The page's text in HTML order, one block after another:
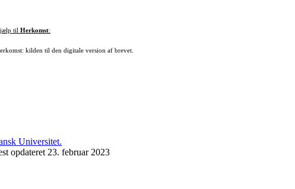
til Herkomst:
kilden til den digitale version af brevet.
opdateret 23. februar 2023